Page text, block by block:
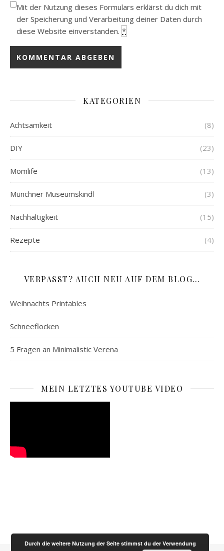
Mit der Nutzung dieses Formulars erklärst du dich mit
der Speicherung und Verarbeitung deiner Daten durch
diese Website einverstanden. *
KATEGORIEN
Achtsamkeit (8)
DIY (23)
Momlife (13)
Münchner Museumskindl (3)
Nachhaltigkeit (15)
Rezepte (4)
VERPASST? AUCH NEU AUF DEM BLOG…
Weihnachts Printables
Schneeflocken
5 Fragen an Minimalistic Verena
MEIN LETZTES YOUTUBE VIDEO
Durch die weitere Nutzung der Seite stimmst du der Verwendung